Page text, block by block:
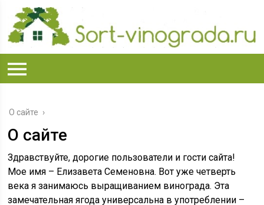
О сайте
О сайте
Здравствуйте, дорогие пользователи и гости сайта!
Мое имя – Елизавета Семеновна. Вот уже четверть
века я занимаюсь выращиванием винограда. Эта
замечательная ягода универсальна в употреблении –